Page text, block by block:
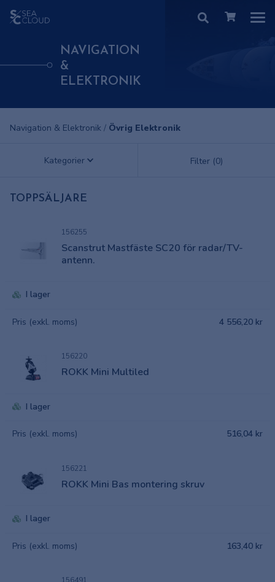
NAVIGATION
&
ELEKTRONIK
Navigation & Elektronik / Övrig Elektronik
Kategorier Filter (0)
TOPPSÄLJARE
156255
Scanstrut Mastfäste SC20 för radar/TV-
antenn.
I lager
Pris (exkl. moms) 4 556,20 kr
156220
ROKK Mini Multiled
I lager
Pris (exkl. moms) 516,04 kr
156221
ROKK Mini Bas montering skruv
I lager
Pris (exkl. moms) 163,40 kr
156491